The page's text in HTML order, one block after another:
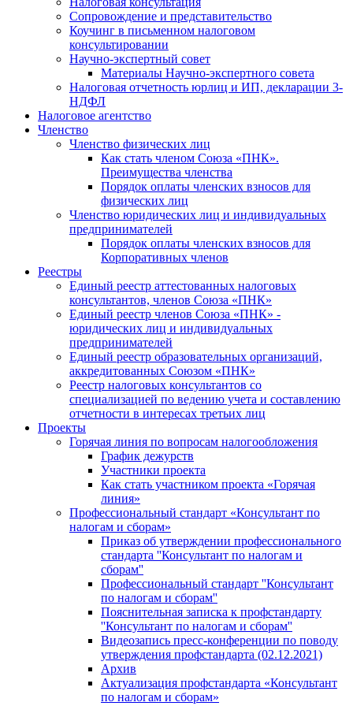
Cопровождение и представительство
Коучинг в письменном налоговом
консультировании
Научно-экспертный совет
Материалы Научно-экспертного совета
Налоговая отчетность юрлиц и ИП, декларации 3-
НДФЛ
Налоговое агентство
Членство
Членство физических лиц
Как стать членом Союза «ПНК».
Преимущества членства
Порядок оплаты членских взносов для
физических лиц
Членство юридических лиц и индивидуальных
предпринимателей
Порядок оплаты членских взносов для
Корпоративных членов
Реестры
Единый реестр аттестованных налоговых
консультантов, членов Союза «ПНК»
Единый реестр членов Союза «ПНК» -
юридических лиц и индивидуальных
предпринимателей
Единый реестр образовательных организаций,
аккредитованных Союзом «ПНК»
Реестр налоговых консультантов со
специализацией по ведению учета и составлению
отчетности в интересах третьих лиц
Проекты
Горячая линия по вопросам налогообложения
График дежурств
Участники проекта
Как стать участником проекта «Горячая
линия»
Профессиональный стандарт «Консультант по
налогам и сборам»
Приказ об утверждении профессионального
стандарта ''Консультант по налогам и
сборам''
Профессиональный стандарт ''Консультант
по налогам и сборам''
Пояснительная записка к профстандарту
''Консультант по налогам и сборам''
Видеозапись пресс-конференции по поводу
утверждения профстандарта (02.12.2021)
Архив
Актуализация профстандарта «Консультант
по налогам и сборам»